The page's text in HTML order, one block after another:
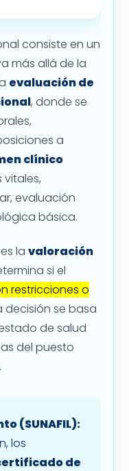
consiste en un
más allá de la
evaluación de
, donde se
a
clínico
vitales,
evaluación
básica.
la valoración
si el
restricciones o
decisión se basa
de salud
del puesto
.
(SUNAFIL):
los
de